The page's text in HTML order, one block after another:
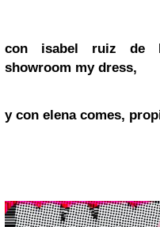
con isabel ruiz de
showroom my dress,
y con elena comes,